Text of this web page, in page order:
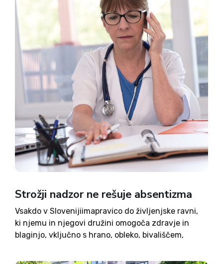
Strožji nadzor ne rešuje absentizma
Vsakdo v Slovenijiimapravico do življenjske ravni,
ki njemu in njegovi družini omogoča zdravje in
blaginjo, vključno s hrano, obleko, bivališčem,
storitvami ter pravico do varnosti v primeru